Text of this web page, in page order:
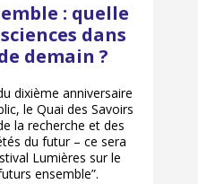
: quelle
dans
demain ?
dixième anniversaire
le Quai des Savoirs
la recherche et des
du futur – ce sera
Lumières sur le
ensemble”.